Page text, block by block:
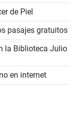
de Piel
pasajes gratuitos
la Biblioteca Julio
en internet